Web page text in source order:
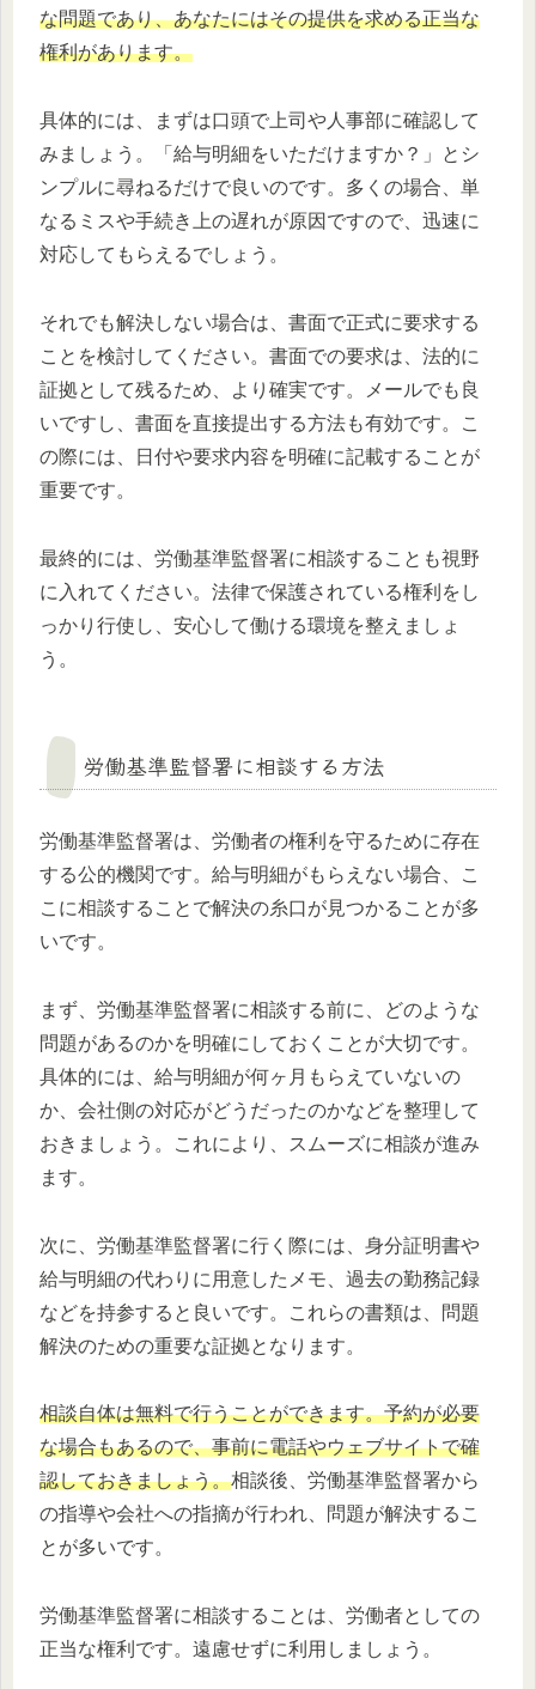
な問題であり、あなたにはその提供を求める正当な
権利があります。
具体的には、まずは口頭で上司や人事部に確認して
みましょう。「給与明細をいただけますか？」とシ
ンプルに尋ねるだけで良いのです。多くの場合、単
なるミスや手続き上の遅れが原因ですので、迅速に
対応してもらえるでしょう。
それでも解決しない場合は、書面で正式に要求する
ことを検討してください。書面での要求は、法的に
証拠として残るため、より確実です。メールでも良
いですし、書面を直接提出する方法も有効です。こ
の際には、日付や要求内容を明確に記載することが
重要です。
最終的には、労働基準監督署に相談することも視野
に入れてください。法律で保護されている権利をし
っかり行使し、安心して働ける環境を整えましょ
う。
労働基準監督署に相談する方法
労働基準監督署は、労働者の権利を守るために存在
する公的機関です。給与明細がもらえない場合、こ
こに相談することで解決の糸口が見つかることが多
いです。
まず、労働基準監督署に相談する前に、どのような
問題があるのかを明確にしておくことが大切です。
具体的には、給与明細が何ヶ月もらえていないの
か、会社側の対応がどうだったのかなどを整理して
おきましょう。これにより、スムーズに相談が進み
ます。
次に、労働基準監督署に行く際には、身分証明書や
給与明細の代わりに用意したメモ、過去の勤務記録
などを持参すると良いです。これらの書類は、問題
解決のための重要な証拠となります。
相談自体は無料で行うことができます。予約が必要
な場合もあるので、事前に電話やウェブサイトで確
認しておきましょう。相談後、労働基準監督署から
の指導や会社への指摘が行われ、問題が解決するこ
とが多いです。
労働基準監督署に相談することは、労働者としての
正当な権利です。遠慮せずに利用しましょう。